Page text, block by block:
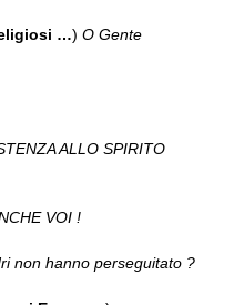
…) O Gente
ALLO SPIRITO
VOI !
non hanno perseguitato ?